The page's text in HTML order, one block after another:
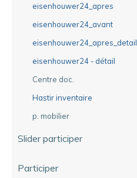
eisenhouwer24_apres
eisenhouwer24_avant
eisenhouwer24_apres_detail
eisenhouwer24 - détail
Centre doc.
Hastir inventaire
p. mobilier
Slider participer
Participer